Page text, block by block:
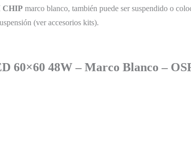
CHIPmarco blanco, también puede ser suspendido o
(ver accesorios kits).
60×60 48W – Marco Blanco –